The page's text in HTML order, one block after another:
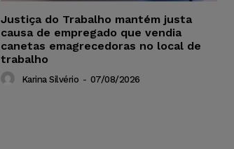
Justiça do Trabalho mantém justa
causa de empregado que vendia
canetas emagrecedoras no local de
trabalho
Karina Silvério - 07/08/2026